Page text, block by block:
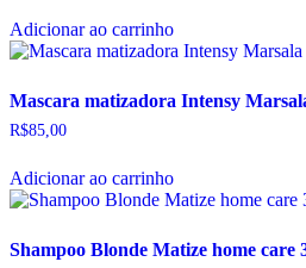
Adicionar ao carrinho
Mascara matizadora Intensy
R$85,00
Adicionar ao carrinho
Shampoo Blonde Matize home care